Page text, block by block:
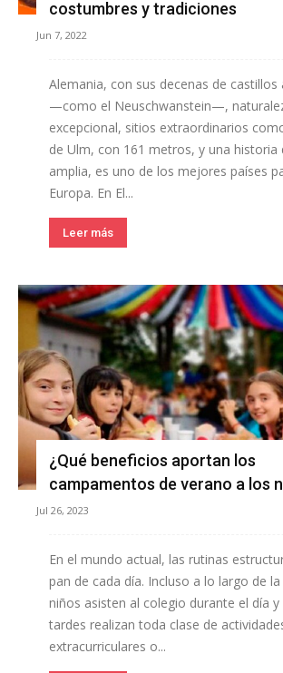
costumbres y tradiciones
Jun 7, 2022
Alemania, con sus decenas de
—como el Neuschwanstein—,
excepcional, sitios extraordinarios
de Ulm, con 161 metros, y una historia
amplia, es uno de los mejores países
Europa. En El...
Leer más
¿Qué beneficios aportan los
campamentos de verano a los
Jul 26, 2023
En el mundo actual, las rutinas
pan de cada día. Incluso a lo largo de
niños asisten al colegio durante el día y
tardes realizan toda clase de
extracurriculares o...